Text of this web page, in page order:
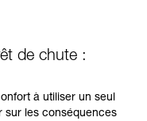
de chute :
à utiliser un seul
sur les conséquences